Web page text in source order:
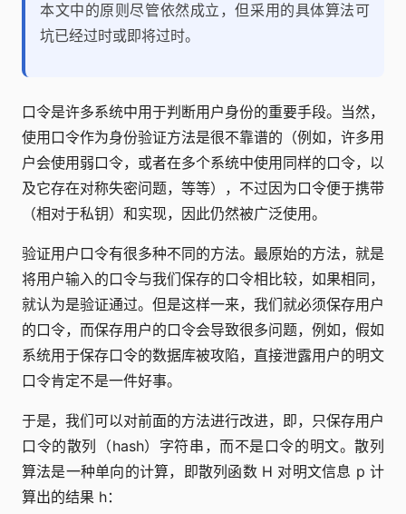
本文中的原则尽管依然成立，但采用的具体算法可
坑已经过时或即将过时。
口令是许多系统中用于判断用户身份的重要手段。当然，
使用口令作为身份验证方法是很不靠谱的（例如，许多用
户会使用弱口令，或者在多个系统中使用同样的口令，以
及它存在对称失密问题，等等），不过因为口令便于携带
（相对于私钥）和实现，因此仍然被广泛使用。
验证用户口令有很多种不同的方法。最原始的方法，就是
将用户输入的口令与我们保存的口令相比较，如果相同，
就认为是验证通过。但是这样一来，我们就必须保存用户
的口令，而保存用户的口令会导致很多问题，例如，假如
系统用于保存口令的数据库被攻陷，直接泄露用户的明文
口令肯定不是一件好事。
于是，我们可以对前面的方法进行改进，即，只保存用户
口令的散列（hash）字符串，而不是口令的明文。散列
算法是一种单向的计算，即散列函数 H 对明文信息 p 计
算出的结果 h：